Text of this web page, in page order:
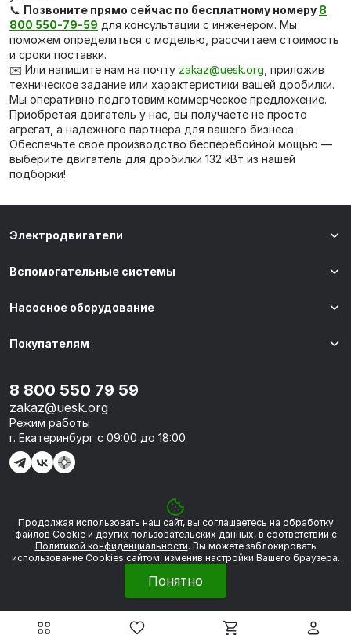
📞 Позвоните прямо сейчас по бесплатному номеру 8
800 550-79-59 для консультации с инженером. Мы
поможем определиться с моделью, рассчитаем стоимость
и сроки поставки.
✉️ Или напишите нам на почту zakaz@uesk.org , приложив
техническое задание или характеристики вашей дробилки.
Мы оперативно подготовим коммерческое предложение.
Приобретая двигатель у нас, вы получаете не просто
агрегат, а надежного партнера для вашего бизнеса.
Обеспечьте свое производство бесперебойной мощью —
выберите двигатель для дробилки 132 кВт из нашей
подборки!
© 2026 «УЭСК-ТЕХНОЛОГИИ»
Электродвигатели
Вспомогательные системы
Насосное оборудование
Покупателям
8 800 550 79 59
zakaz@uesk.org
Режим работы
г. Екатеринбург с 09:00 до 18:00
Политика обработки персональных данных
Сделано вFramelink
Продолжая использовать наш сайт, вы соглашаетесь на обработку
файлов Сookie и других пользовательских данных, в соответствии с
Политикой конфиденциальности. Вы можете заблокировать
использование Cookies сайтом, изменив настройки Вашего браузера.
Понятно